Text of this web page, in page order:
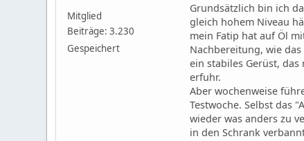
Mitglied
Beiträge: 3.230
Gespeichert
Grundsätzlich bin ich
gleich hohem Niveau
mein Fatip hat auf Öl
Nachbereitung, wie
ein stabiles Gerüst,
erfuhr.
Aber wochenweise
Testwoche. Selbst das
wieder was anders zu
in den Schrank